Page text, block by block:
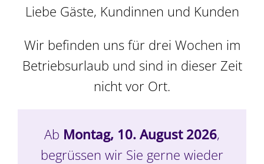
Liebe Gäste, Kundinnen und Kunden
Wir befinden uns für drei Wochen im
Betriebsurlaub und sind in dieser Zeit
nicht vor Ort.
Ab Montag, 10. August 2026,
begrüssen wir Sie gerne wieder